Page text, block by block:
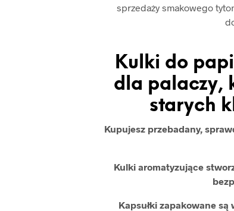
sprzedaży smakowego
Kulki do
dla palaczy,
starych
Kupujesz przebadany,
Kulki aromatyzujące
Kapsułki zapakowane